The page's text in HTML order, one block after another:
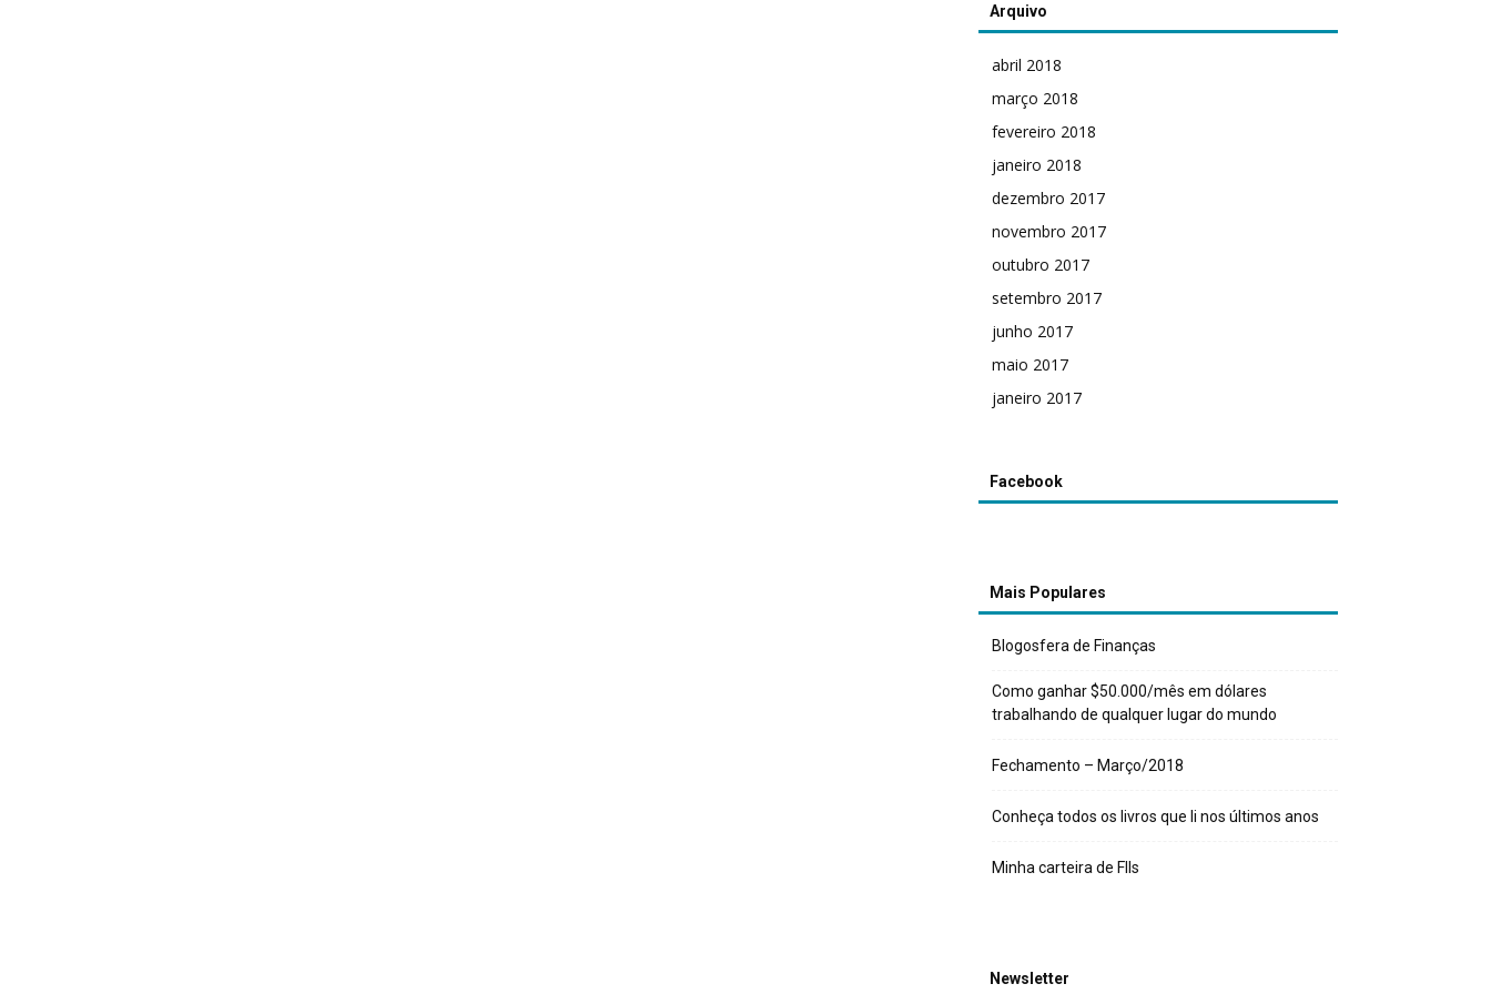
Arquivo
abril 2018
março 2018
fevereiro 2018
janeiro 2018
dezembro 2017
novembro 2017
outubro 2017
setembro 2017
junho 2017
maio 2017
janeiro 2017
Facebook
Mais Populares
Blogosfera de Finanças
Como ganhar $50.000/mês em dólares
trabalhando de qualquer lugar do mundo
Fechamento – Março/2018
Conheça todos os livros que li nos últimos anos
Minha carteira de FIIs
Newsletter